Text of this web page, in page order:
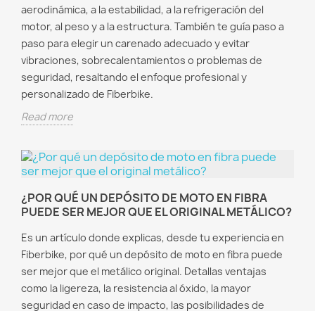
aerodinámica, a la estabilidad, a la refrigeración del
motor, al peso y a la estructura. También te guía paso a
paso para elegir un carenado adecuado y evitar
vibraciones, sobrecalentamientos o problemas de
seguridad, resaltando el enfoque profesional y
personalizado de Fiberbike.
Read more
¿POR QUÉ UN DEPÓSITO DE MOTO EN FIBRA
PUEDE SER MEJOR QUE EL ORIGINAL METÁLICO?
Es un artículo donde explicas, desde tu experiencia en
Fiberbike, por qué un depósito de moto en fibra puede
ser mejor que el metálico original. Detallas ventajas
como la ligereza, la resistencia al óxido, la mayor
seguridad en caso de impacto, las posibilidades de